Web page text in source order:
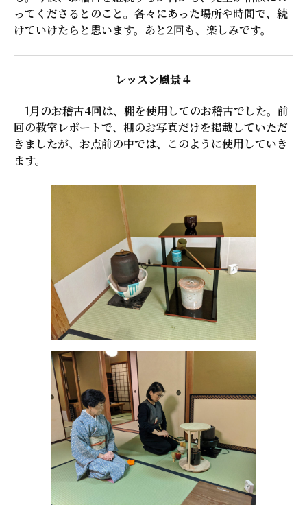
ってくださるとのこと。各々にあった場所や時間で、続
けていけたらと思います。あと2回も、楽しみです。
レッスン風景４
1月のお稽古4回は、棚を使用してのお稽古でした。前
回の教室レポートで、棚のお写真だけを掲載していただ
きましたが、お点前の中では、このように使用していき
ます。